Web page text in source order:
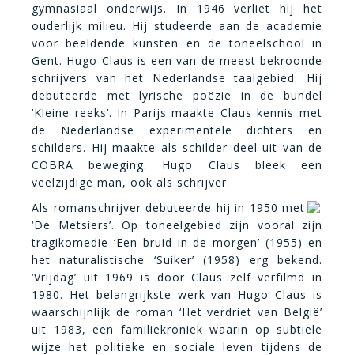
gymnasiaal onderwijs. In 1946 verliet hij het
ouderlijk milieu. Hij studeerde aan de academie
voor beeldende kunsten en de toneelschool in
Gent. Hugo Claus is een van de meest bekroonde
schrijvers van het Nederlandse taalgebied. Hij
debuteerde met lyrische poëzie in de bundel
‘Kleine reeks’. In Parijs maakte Claus kennis met
de Nederlandse experimentele dichters en
schilders. Hij maakte als schilder deel uit van de
COBRA beweging. Hugo Claus bleek een
veelzijdige man, ook als schrijver.
Als romanschrijver debuteerde hij in 1950 met
‘De Metsiers’. Op toneelgebied zijn vooral zijn
tragikomedie ‘Een bruid in de morgen’ (1955) en
het naturalistische ‘Suiker’ (1958) erg bekend.
‘Vrijdag’ uit 1969 is door Claus zelf verfilmd in
1980. Het belangrijkste werk van Hugo Claus is
waarschijnlijk de roman ‘Het verdriet van België’
uit 1983, een familiekroniek waarin op subtiele
wijze het politieke en sociale leven tijdens de